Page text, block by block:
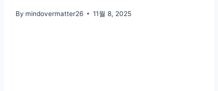
By mindovermatter26 11월 8, 2025